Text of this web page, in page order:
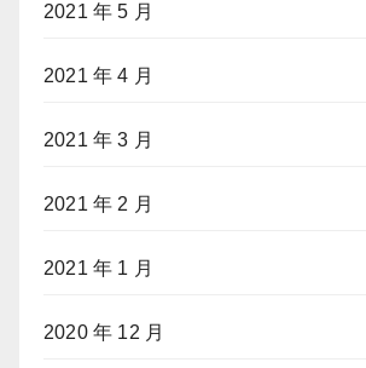
2021 年 5 月
2021 年 4 月
2021 年 3 月
2021 年 2 月
2021 年 1 月
2020 年 12 月